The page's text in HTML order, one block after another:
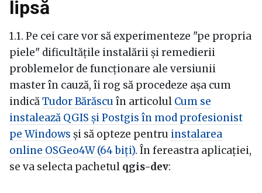
lipsă
1.1. Pe cei care vor să experimenteze "pe propria
piele" dificultățile instalării și remedierii
problemelor de funcționare ale versiunii
master în cauză, îi rog să procedeze așa cum
indicăTudor Bărăscu în articolul Cum se
instalează QGIS și Postgis în mod profesionist
pe Windows și să opteze pentru instalarea
online OSGeo4W (64 biți). În fereastra aplicației,
se va selecta pachetul qgis-dev: